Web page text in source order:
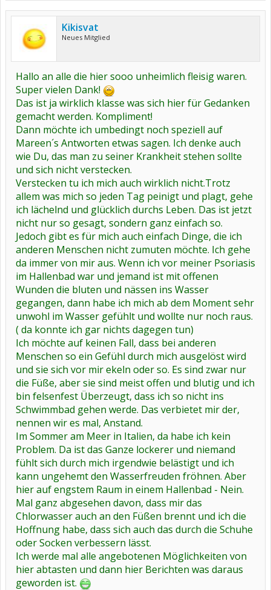
Kikisvat
Neues Mitglied
Hallo an alle die hier sooo unheimlich fleisig waren.
Super vielen Dank!
Das ist ja wirklich klasse was sich hier für Gedanken
gemacht werden. Kompliment!
Dann möchte ich umbedingt noch speziell auf
Mareen´s Antworten etwas sagen. Ich denke auch
wie Du, das man zu seiner Krankheit stehen sollte
und sich nicht verstecken.
Verstecken tu ich mich auch wirklich nicht.Trotz
allem was mich so jeden Tag peinigt und plagt, gehe
ich lächelnd und glücklich durchs Leben. Das ist jetzt
nicht nur so gesagt, sondern ganz einfach so.
Jedoch gibt es für mich auch einfach Dinge, die ich
anderen Menschen nicht zumuten möchte. Ich gehe
da immer von mir aus. Wenn ich vor meiner Psoriasis
im Hallenbad war und jemand ist mit offenen
Wunden die bluten und nässen ins Wasser
gegangen, dann habe ich mich ab dem Moment sehr
unwohl im Wasser gefühlt und wollte nur noch raus.
( da konnte ich gar nichts dagegen tun)
Ich möchte auf keinen Fall, dass bei anderen
Menschen so ein Gefühl durch mich ausgelöst wird
und sie sich vor mir ekeln oder so. Es sind zwar nur
die Füße, aber sie sind meist offen und blutig und ich
bin felsenfest Überzeugt, dass ich so nicht ins
Schwimmbad gehen werde. Das verbietet mir der,
nennen wir es mal, Anstand.
Im Sommer am Meer in Italien, da habe ich kein
Problem. Da ist das Ganze lockerer und niemand
fühlt sich durch mich irgendwie belästigt und ich
kann ungehemt den Wasserfreuden fröhnen. Aber
hier auf engstem Raum in einem Hallenbad - Nein.
Mal ganz abgesehen davon, dass mir das
Chlorwasser auch an den Füßen brennt und ich die
Hoffnung habe, dass sich auch das durch die Schuhe
oder Socken verbessern lässt.
Ich werde mal alle angebotenen Möglichkeiten von
hier abtasten und dann hier Berichten was daraus
geworden ist.